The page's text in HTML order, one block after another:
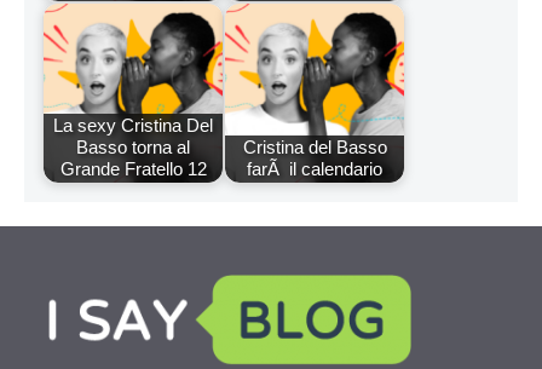
La sexy Cristina Del
Basso torna al
Grande Fratello 12
Cristina del Basso
farÃ il calendario